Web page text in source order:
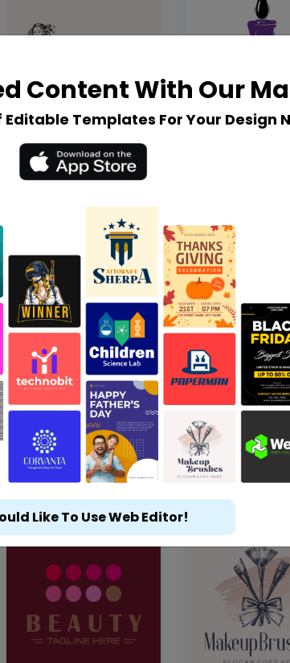
Content With Our
Templates For Your Design
Like To Use Web Editor!